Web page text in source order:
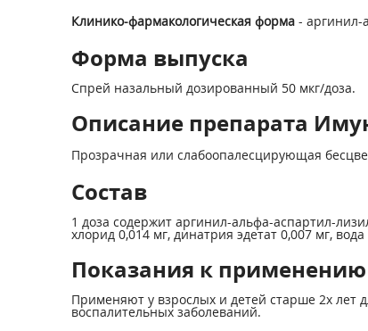
Клинико-фармакологическая форма- аргинил-
Форма выпуска
Спрей назальный дозированный 50 мкг/доза.
Описание препарата
Прозрачная или слабоопалесцирующая
Состав
1 доза содержит аргинил-альфа-аспартил-
хлорид 0,014 мг, динатрия эдетат 0,007 мг,
Показания к применению
Применяют у взрослых и детей старше 2х лет
воспалительных заболеваний.